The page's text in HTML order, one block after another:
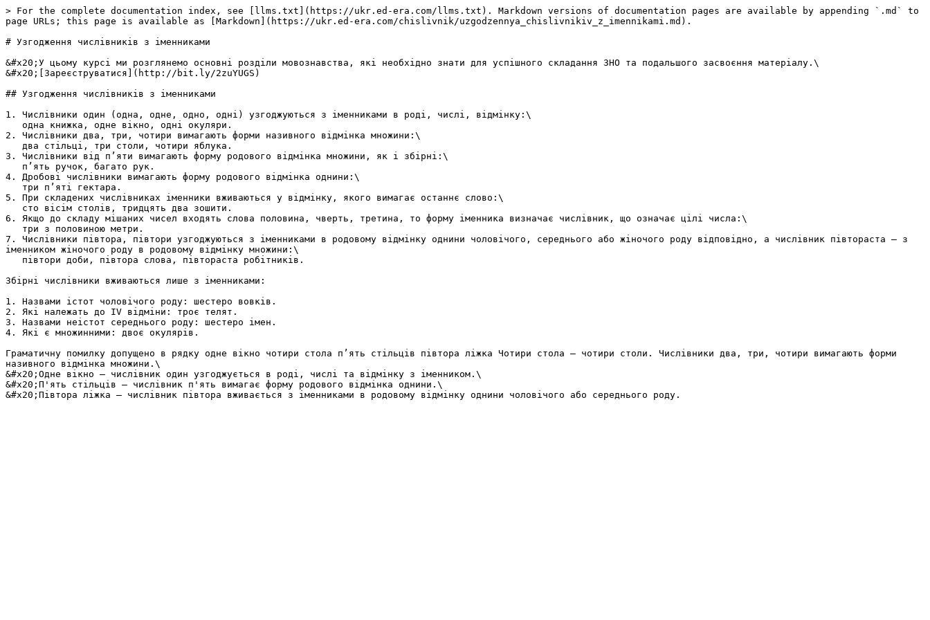
> For the complete documentation index, see [llms.txt](https://ukr.ed-era.com/llms.txt). Markdown versions of documentation pages are available by appending `.md` to
page URLs; this page is available as [Markdown](https://ukr.ed-era.com/chislivnik/uzgodzennya_chislivnikiv_z_imennikami.md).
# Узгодження числiвникiв з iменниками
&#x20;У цьому курсі ми розглянемо основні розділи мовознавства, які необхідно знати для успішного складання ЗНО та подальшого засвоєння матеріалу.\
&#x20;[Зареєструватися](http://bit.ly/2zuYUGS)
## Узгодження числiвникiв з iменниками
1. Числiвники один (одна, одне, одно, однi) узгоджуються з iменниками в родi, числi, вiдмiнку:\
2. Числiвники два, три, чотири вимагають форми називного вiдмiнка множини:\
3. Числiвники вiд п’яти вимагають форму родового вiдмiнка множини, як i збiрнi:\
4. Дробовi числiвники вимагають форму родового вiдмiнка однини:\
5. При складених числiвниках iменники вживаються у вiдмiнку, якого вимагає останнє слово:\
6. Якщо до складу мiшаних чисел входять слова половина, чверть, третина, то форму iменника визначає числiвник, що означає цiлi числа:\
7. Числiвники пiвтора, пiвтори узгоджуються з iменниками в родовому вiдмiнку однини чоловiчого, середнього або жiночого роду вiдповiдно, а числiвник пiвтораста — з
iменником жiночого роду в родовому вiдмiнку множини:\
Збiрнi числiвники вживаються лише з iменниками:
1. Назвами iстот чоловiчого роду: шестеро вовкiв.
2. Якi належать до IV вiдмiни: троє телят.
3. Назвами неiстот середнього роду: шестеро iмен.
4. Якi є множинними: двоє окулярiв.
Граматичну помилку допущено в рядку одне вікно чотири стола п’ять стільців півтора ліжка Чотири стола – чотири столи. Числівники два, три, чотири вимагають форми
називного відмінка множини.\
&#x20;Одне вікно – числівник один узгоджується в роді, числі та відмінку з іменником.\
&#x20;П'ять стільців – числівник п'ять вимагає форму родового відмінка однини.\